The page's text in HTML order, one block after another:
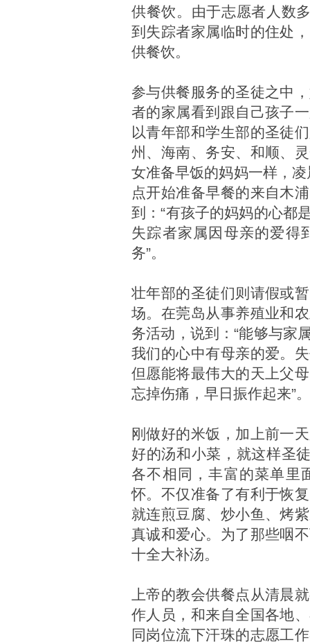
供餐饮。由于志愿者人数
到失踪者家属临时的住处
供餐饮。
参与供餐服务的圣徒之中
者的家属看到跟自己孩子
以青年部和学生部的圣徒
州、海南、务安、和顺、
女准备早饭的妈妈一样，
点开始准备早餐的来自木
到：“有孩子的妈妈的心都
失踪者家属因母亲的爱得
务”。
壮年部的圣徒们则请假或
场。在莞岛从事养殖业和
务活动，说到：“能够与家
我们的心中有母亲的爱。
但愿能将最伟大的天上父
忘掉伤痛，早日振作起来”。
刚做好的米饭，加上前一
好的汤和小菜，就这样圣
各不相同，丰富的菜单里
怀。不仅准备了有利于恢
就连煎豆腐、炒小鱼、烤
真诚和爱心。为了那些咽
十全大补汤。
上帝的教会供餐点从清晨
作人员，和来自全国各地
同岗位流下汗珠的志愿工